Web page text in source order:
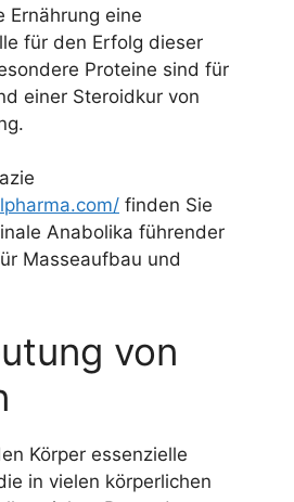
Ernährung eine
für den Erfolg dieser
Proteine sind für
einer Steroidkur von
finden Sie
Anabolika führender
Masseaufbau und
von
Körper essenzielle
in vielen körperlichen